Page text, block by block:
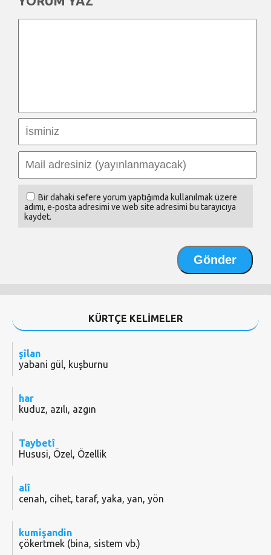
Bir dahaki sefere yorum yaptığımda kullanılmak üzere
adımı, e-posta adresimi ve web site adresimi bu tarayıcıya
kaydet.
KÜRTÇE KELİMELER
şîlan
yabani gül, kuşburnu
har
kuduz, azılı, azgın
Taybetî
Hususi, Özel, Özellik
alî
cenah, cihet, taraf, yaka, yan, yön
kumişandin
çökertmek (bina, sistem vb.)